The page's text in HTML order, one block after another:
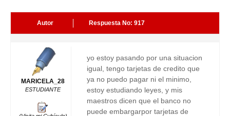
Autor Respuesta No: 917
MARICELA_28
ESTUDIANTE
yo estoy pasando por una situacion
igual, tengo tarjetas de credito que
ya no puedo pagar ni el minimo,
estoy estudiando leyes, y mis
maestros dicen que el banco no
puede embargarpor tarjetas de